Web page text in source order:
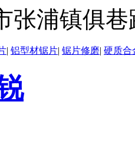
张浦镇俱巷
| 铝型材锯片| 锯片修磨| 硬质合